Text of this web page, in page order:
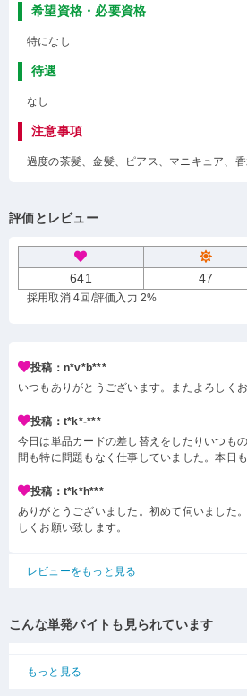
希望資格・必要資格
特になし
待遇
なし
注意事項
過度の茶髪、金髪、ピアス、マニキュア、香
評価とレビュー
641 47
採用取消 4回 /評価入力 2%
投稿：n*v*b***
いつもありがとうございます。またよろしくお
投稿：t*k*-***
今日は単品カードの差し替えをしたりいつも
間も特に問題もなく仕事していました。本日
投稿：t*k*h***
ありがとうございました。初めて伺いました
しくお願い致します。
レビューをもっと見る
こんな単発バイトも見られています
もっと見る